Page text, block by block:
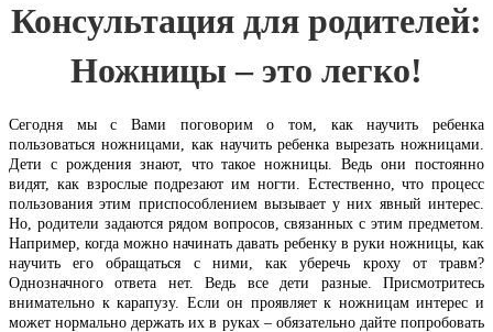
Консультация для родителей:
Ножницы – это легко!
Сегодня мы с Вами поговорим о том, как научить ребенка
пользоваться ножницами, как научить ребенка вырезать ножницами.
Дети с рождения знают, что такое ножницы. Ведь они постоянно
видят, как взрослые подрезают им ногти. Естественно, что процесс
пользования этим приспособлением вызывает у них явный интерес.
Но, родители задаются рядом вопросов, связанных с этим предметом.
Например, когда можно начинать давать ребенку в руки ножницы, как
научить его обращаться с ними, как уберечь кроху от травм?
Однозначного ответа нет. Ведь все дети разные. Присмотритесь
внимательно к карапузу. Если он проявляет к ножницам интерес и
может нормально держать их в руках – обязательно дайте попробовать